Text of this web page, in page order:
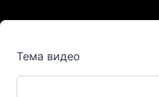
Тема видео